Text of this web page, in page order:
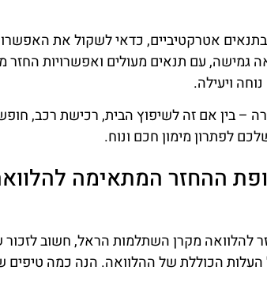
אטרקטיביים, כדאי לשקול את
גמישה, עם תנאים מעולים ואפשרויות החזר
ויעילה.
– בין אם זה לשיפוץ הבית, רכישת רכב,
לפתרון מימון חכם ונוח.
ההחזר המתאימה
להלוואה מקרן השתלמות הראל, חשוב
הכוללת של ההלוואה. הנה כמה טיפים